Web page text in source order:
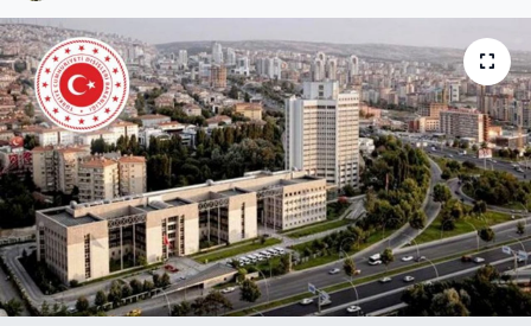
Otomobil
Oyun
Ramazan
Resmi İlanlar
Rüya Tabirleri